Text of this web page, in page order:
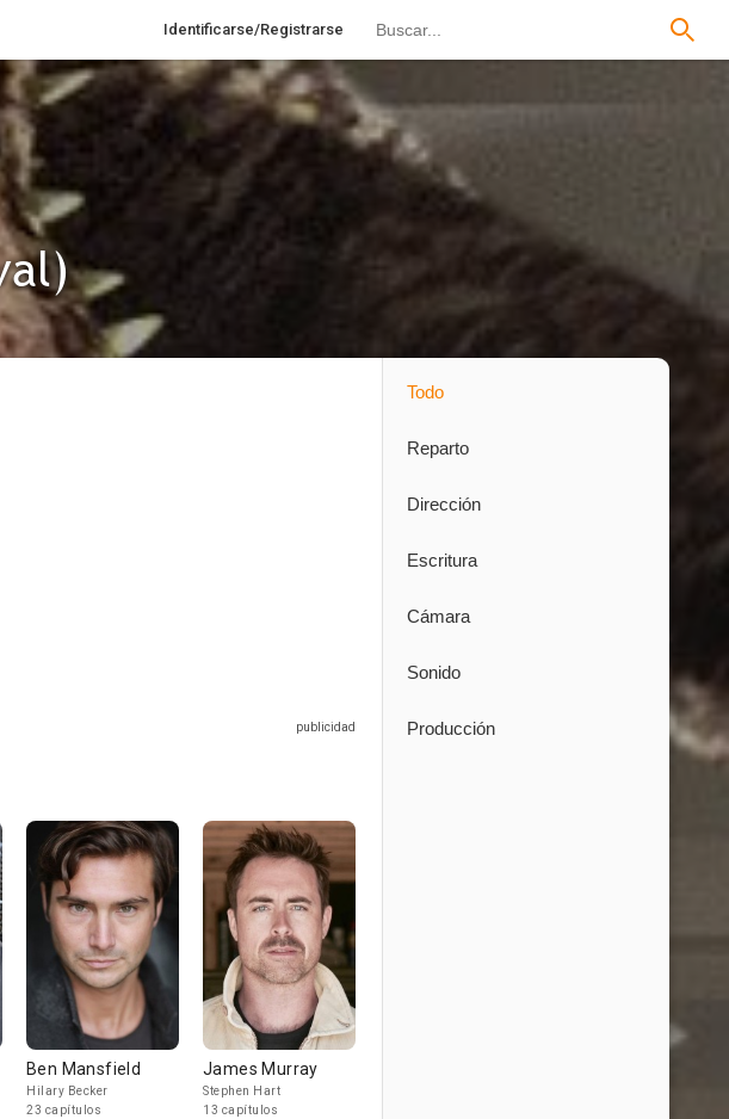
Identificarse/Registrarse
Ben Mansfield
Hilary Becker
23 capítulos
James Murray
Stephen Hart
13 capítulos
Todo
Reparto
Dirección
Escritura
Cámara
Sonido
Producción